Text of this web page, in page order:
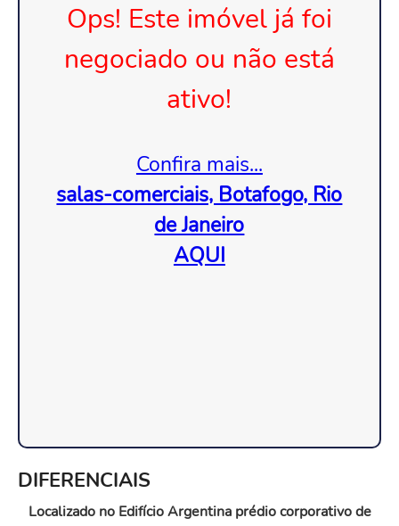
Ops! Este imóvel já foi
negociado ou não está
ativo!
Confira mais...
salas-comerciais, Botafogo, Rio
de Janeiro
AQUI
DIFERENCIAIS
Localizado no Edifício Argentina prédio corporativo de